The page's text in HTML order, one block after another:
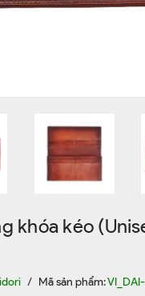
khóa kéo
/ Mã sản phẩm: